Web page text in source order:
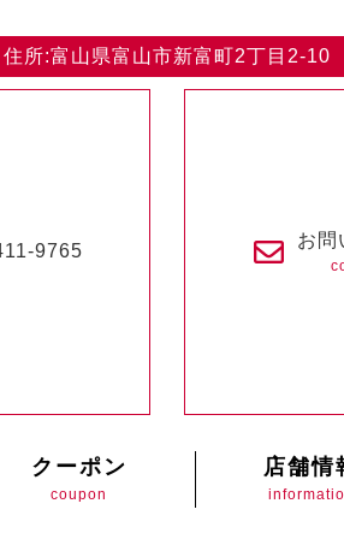
住所:富山県富山市新富町2丁目2-10
9765
お問
クーポン
coupon
店舗情